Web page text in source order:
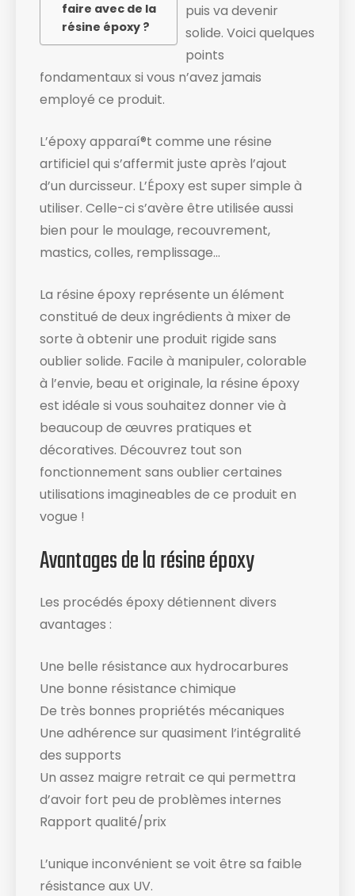
faire avec de la
résine époxy ?
puis va devenir
solide. ​Voici quelques
points
fondamentaux si vous n’avez jamais
employé ce produit.
L’époxy apparaí®t comme une résine
artificiel qui s’affermit juste après l’ajout
d’un durcisseur. L’Époxy est super simple à
utiliser. Celle-ci s’avère être utilisée aussi
bien pour le moulage, recouvrement,
mastics, colles, remplissage…
La résine époxy représente un élément
constitué de deux ingrédients à mixer de
sorte à obtenir une produit rigide sans
oublier solide. Facile à manipuler, colorable
à l’envie, beau et originale, la résine époxy
est idéale si vous souhaitez donner vie à
beaucoup de œuvres pratiques et
décoratives. Découvrez tout son
fonctionnement sans oublier certaines
utilisations imagineables de ce produit en
vogue !
Avantages de la résine époxy
Les procédés époxy détiennent divers
avantages :
Une belle résistance aux hydrocarbures
Une bonne résistance chimique
De très bonnes propriétés mécaniques
Une adhérence sur quasiment l’intégralité
des supports
Un assez maigre retrait ce qui permettra
d’avoir fort peu de problèmes internes
Rapport qualité/prix
L’unique inconvénient se voit être sa faible
résistance aux UV.